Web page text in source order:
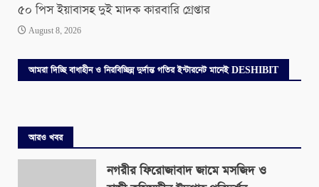
৫০ পিস ইয়াবাসহ দুই মাদক কারবারি গ্রেপ্তার
August 8, 2026
আমরা দিচ্ছি বাধাহীন ও নিরবিচ্ছিন্ন দুর্দান্ত গতির ইন্টারনেট মানেই DESHIBIT
আরও খবর
নগরীর ফিরোজাবাদ জামে মসজিদ ও